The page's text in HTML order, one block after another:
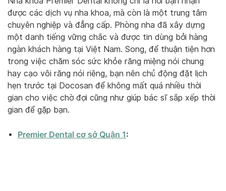
được các dịch vụ nha khoa, mà còn là một trung tâm
chuyên nghiệp và đẳng cấp. Phòng nha đã xây dựng
một danh tiếng vững chắc và được tin dùng bởi hàng
ngàn khách hàng tại Việt Nam. Song, để thuận tiện hơn
trong việc chăm sóc sức khỏe răng miệng nói chung
hay cạo vôi răng nói riêng, bạn nên chủ động đặt lịch
hẹn trước tại Docosan để không mất quá nhiều thời
gian cho việc chờ đợi cũng như giúp bác sĩ sắp xếp thời
gian để gặp bạn.
Premier Dental cơ sở Quận 1: